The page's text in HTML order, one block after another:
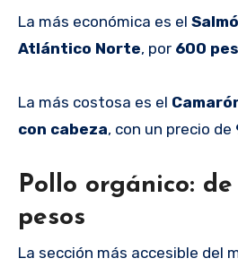
La más económica es el
Atlántico Norte, por 600
La más costosa es el
con cabeza, con un precio de
Pollo orgánico:
pesos
La sección más accesible del